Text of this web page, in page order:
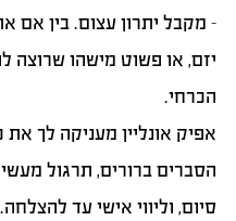
– מקבל יתרון עצום. בין אם
הכרחי.
הסברים ברורים, תרגול
סיום, וליווי אישי עד